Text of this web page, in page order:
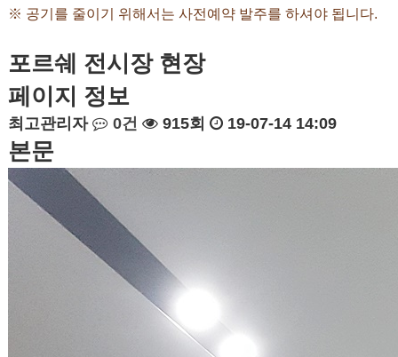
※ 공기를 줄이기 위해서는 사전예약 발주를 하셔야 됩니다.
포르쉐 전시장 현장
페이지 정보
최고관리자 0건 915회 19-07-14 14:09
본문